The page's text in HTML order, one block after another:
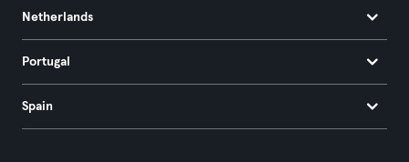
Netherlands
Portugal
Spain